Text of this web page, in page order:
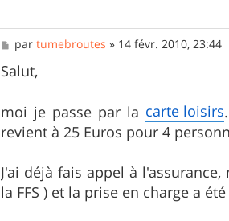
M
e
s
s
g
e
partumebroutes » 14 févr. 2010, 23:44
Salut,
moi je passe par la carte loisirs
revient à 25 Euros pour 4
J'ai déjà fais appel à
la FFS ) et la prise en charge a